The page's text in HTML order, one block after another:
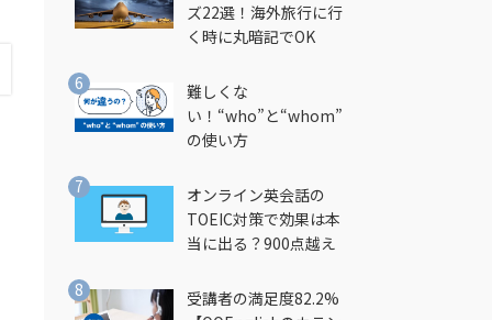
ズ22選！海外旅行に行
く時に丸暗記でOK
難しくな
い！“who”と“whom”
の使い方
オンライン英会話の
TOEIC対策で効果は本
当に出る？900点越え
受講者の満足度82.2%